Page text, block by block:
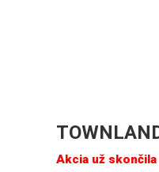
Akcia už skončila